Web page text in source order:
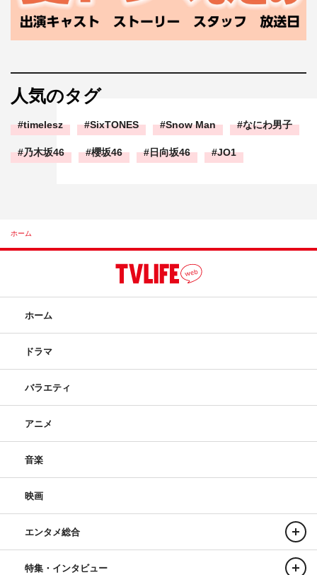
人気のタグ
timelesz SixTONES Snow Man なにわ男子
乃木坂46 櫻坂46 日向坂46 JO1
ホーム
ホーム
ドラマ
バラエティ
アニメ
音楽
映画
エンタメ総合
特集・インタビュー